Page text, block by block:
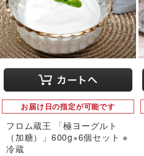
お届け日の指定が可能です
フロム蔵王 「極ヨーグルト
（加糖）」600g×6個セット ※
冷蔵